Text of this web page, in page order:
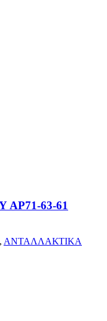
63-61
, ΑΝΤΑΛΛΑΚΤΙΚΑ